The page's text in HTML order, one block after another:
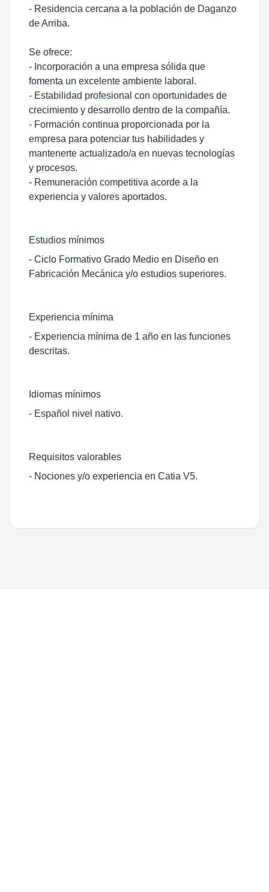
- Residencia cercana a la población de Daganzo
de Arriba.
Se ofrece:
- Incorporación a una empresa sólida que
fomenta un excelente ambiente laboral.
- Estabilidad profesional con oportunidades de
crecimiento y desarrollo dentro de la compañía.
- Formación continua proporcionada por la
empresa para potenciar tus habilidades y
mantenerte actualizado/a en nuevas tecnologías
y procesos.
- Remuneración competitiva acorde a la
experiencia y valores aportados.
Estudios mínimos
- Ciclo Formativo Grado Medio en Diseño en
Fabricación Mecánica y/o estudios superiores.
Experiencia mínima
- Experiencia mínima de 1 año en las funciones
descritas.
Idiomas mínimos
- Español nivel nativo.
Requisitos valorables
- Nociones y/o experiencia en Catia V5.